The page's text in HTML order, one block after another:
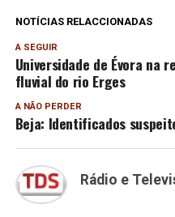
NOTÍCIAS RELACCIONADAS
A SEGUIR
Universidade de Évora na
fluvial do rio Erges
A NÃO PERDER
Beja: Identificados
Rádio e